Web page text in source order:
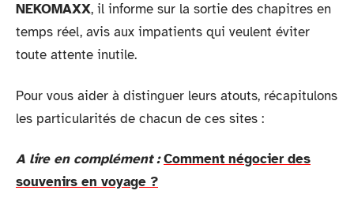
NEKOMAXX, il informe sur la sortie des chapitres en
temps réel, avis aux impatients qui veulent éviter
toute attente inutile.
Pour vous aider à distinguer leurs atouts, récapitulons
les particularités de chacun de ces sites :
A lire en complément : Comment négocier des
souvenirs en voyage ?